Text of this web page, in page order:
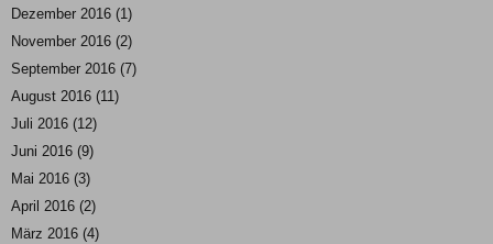
Dezember 2016 (1)
November 2016 (2)
September 2016 (7)
August 2016 (11)
Juli 2016 (12)
Juni 2016 (9)
Mai 2016 (3)
April 2016 (2)
März 2016 (4)